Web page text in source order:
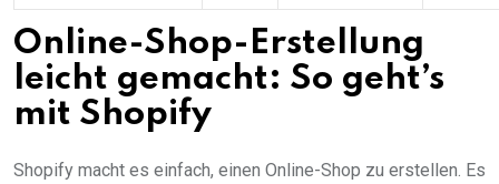
Online-Shop-Erstellung
leicht gemacht: So geht’s
mit Shopify
Shopify macht es einfach, einen Online-Shop zu erstellen. Es